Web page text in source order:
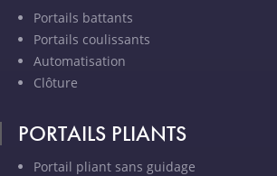
Portails battants
Portails coulissants
Automatisation
Clôture
PORTAILS PLIANTS
Portail pliant sans guidage